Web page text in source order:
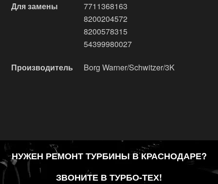
Для замены
7711368163
8200204572
8200578315
54399980027
Производитель Borg Warner/Schwitzer/3K
НУЖЕН РЕМОНТ ТУРБИНЫ В КРАСНОДАРЕ?
ЗВОНИТЕ В ТУРБО-ТЕХ!